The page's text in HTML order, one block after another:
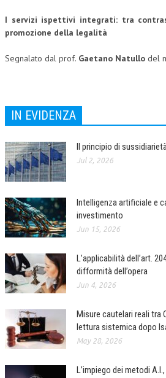
I servizi ispettivi integrati: tra
promozione della legalità
Segnalato dal prof. Gaetano Natullo del
IN EVIDENZA
Il principio di
Jul 2, 2026
Intelligenza artificiale e
investimento
Jun 15, 2026
L’applicabilità dell’art.
difformità dell’opera
Jun 4, 2026
Misure cautelari reali tra
lettura sistemica dopo
May 28, 2026
L’impiego dei metodi